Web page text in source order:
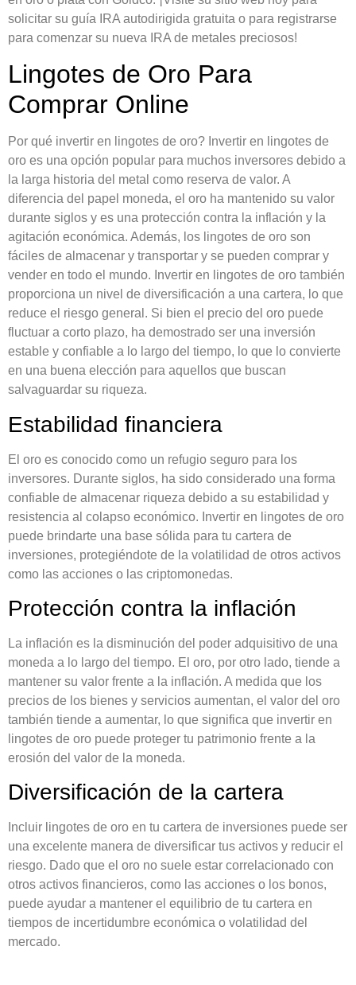
solicitar su guía IRA autodirigida gratuita o para registrarse
para comenzar su nueva IRA de metales preciosos!
Lingotes de Oro Para
Comprar Online
Por qué invertir en lingotes de oro? Invertir en lingotes de
oro es una opción popular para muchos inversores debido a
la larga historia del metal como reserva de valor. A
diferencia del papel moneda, el oro ha mantenido su valor
durante siglos y es una protección contra la inflación y la
agitación económica. Además, los lingotes de oro son
fáciles de almacenar y transportar y se pueden comprar y
vender en todo el mundo. Invertir en lingotes de oro también
proporciona un nivel de diversificación a una cartera, lo que
reduce el riesgo general. Si bien el precio del oro puede
fluctuar a corto plazo, ha demostrado ser una inversión
estable y confiable a lo largo del tiempo, lo que lo convierte
en una buena elección para aquellos que buscan
salvaguardar su riqueza.
Estabilidad financiera
El oro es conocido como un refugio seguro para los
inversores. Durante siglos, ha sido considerado una forma
confiable de almacenar riqueza debido a su estabilidad y
resistencia al colapso económico. Invertir en lingotes de oro
puede brindarte una base sólida para tu cartera de
inversiones, protegiéndote de la volatilidad de otros activos
como las acciones o las criptomonedas.
Protección contra la inflación
La inflación es la disminución del poder adquisitivo de una
moneda a lo largo del tiempo. El oro, por otro lado, tiende a
mantener su valor frente a la inflación. A medida que los
precios de los bienes y servicios aumentan, el valor del oro
también tiende a aumentar, lo que significa que invertir en
lingotes de oro puede proteger tu patrimonio frente a la
erosión del valor de la moneda.
Diversificación de la cartera
Incluir lingotes de oro en tu cartera de inversiones puede ser
una excelente manera de diversificar tus activos y reducir el
riesgo. Dado que el oro no suele estar correlacionado con
otros activos financieros, como las acciones o los bonos,
puede ayudar a mantener el equilibrio de tu cartera en
tiempos de incertidumbre económica o volatilidad del
mercado.